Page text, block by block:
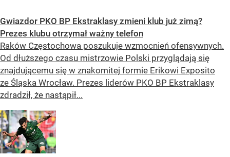
Gwiazdor PKO BP Ekstraklasy zmieni klub już zimą?
Prezes klubu otrzymał ważny telefon
Raków Częstochowa poszukuje wzmocnień ofensywnych.
Od dłuższego czasu mistrzowie Polski przyglądają się
znajdującemu się w znakomitej formie Erikowi Exposito
ze Śląska Wrocław. Prezes liderów PKO BP Ekstraklasy
zdradził, że nastąpił...